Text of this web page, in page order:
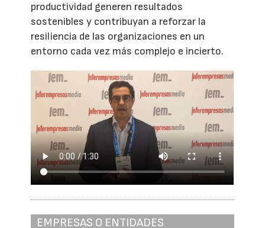
productividad generen resultados
sostenibles y contribuyan a reforzar la
resiliencia de las organizaciones en un
entorno cada vez más complejo e incierto.
EMPRESAS O ENTIDADES